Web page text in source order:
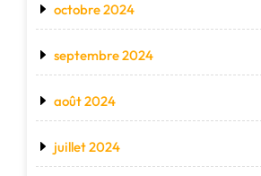
octobre 2024
septembre 2024
août 2024
juillet 2024